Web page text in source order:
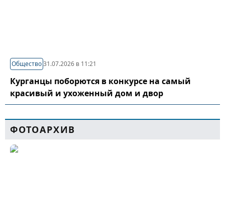
Общество31.07.2026 в 11:21
Курганцы поборются в конкурсе на самый
красивый и ухоженный дом и двор
ФОТОАРХИВ